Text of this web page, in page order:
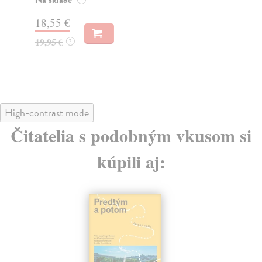
31,21 €
32,85 € ?
High-contrast mode
Čitatelia s podobným vkusom si
kúpili aj: